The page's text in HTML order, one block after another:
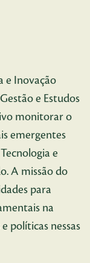
e Inovação
e Estudos
monitorar o
emergentes
e
A missão do
para
na
políticas nessas